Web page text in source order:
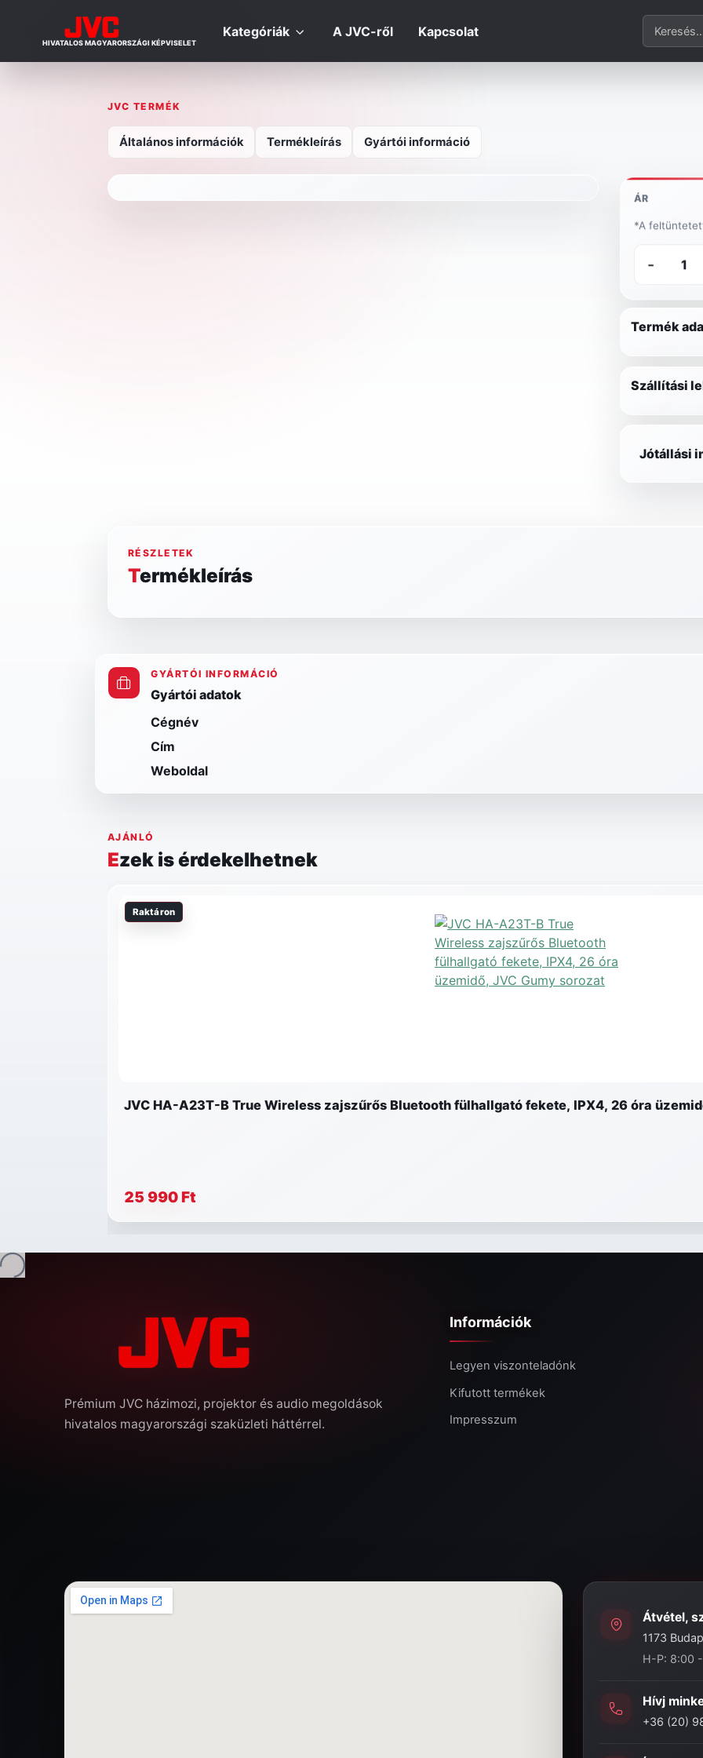
HIVATALOS MAGYARORSZÁGI KÉPVISELET
Termék
Kategóriák A JVC-ről Kapcsolat
JVC TERMÉK
Általános információk Termékleírás Gyártói információ
ÁR
*A
-
Termék
Szállítási
Jótállási
RÉSZLETEK
Termékleírás
GYÁRTÓI INFORMÁCIÓ
Gyártói adatok
Cégnév
Cím
Weboldal
AJÁNLÓ
Ezek is érdekelhetnek
Raktáron
JVC HA-A23T-B True Wireless zajszűrős Bluetooth fülhallgató fekete, IPX4, 26 óra
25 990 Ft
Betöltés...
Prémium JVC házimozi, projektor és audio megoldások
hivatalos magyarországi szaküzleti háttérrel.
Információk
Legyen viszonteladónk
Kifutott termékek
Impresszum
Átvétel,
1173
H-P: 8:00
Hívj
+36 (20)